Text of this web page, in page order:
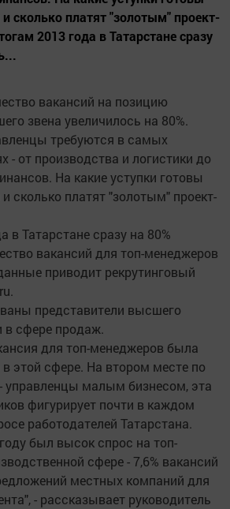
сколько платят "золотым" проект-
2013 года в Татарстане сразу
вакансий на позицию
звена увеличилось на 80%.
требуются в самых
- от производства и логистики до
На какие уступки готовы
сколько платят "золотым" проект-
в Татарстане сразу на 80%
вакансий для топ-менеджеров
приводит рекрутинговый
представители высшего
сфере продаж.
для топ-менеджеров была
этой сфере. На втором месте по
управленцы малым бизнесом, эта
фигурирует почти в каждом
работодателей Татарстана.
был высок спрос на топ-
сфере - 7,6% вакансий
местных компаний для
- рассказывает руководитель